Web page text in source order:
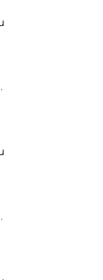
- Нота
- Грамофон